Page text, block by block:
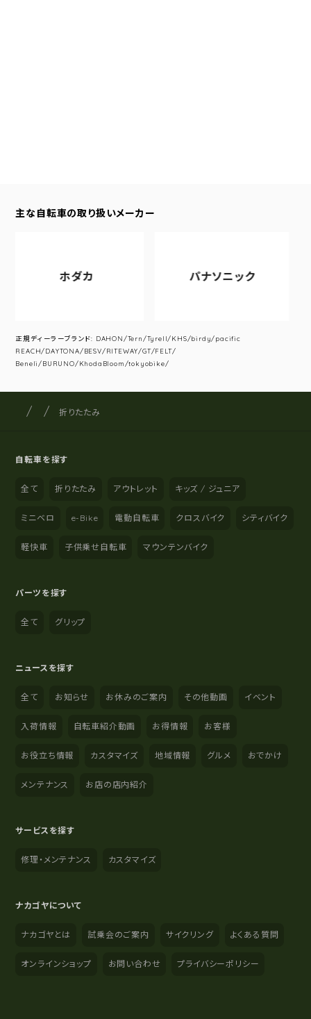
主な自転車の取り扱いメーカー
ホダカ パナソニック
正規ディーラーブランド: DAHON/Tern/Tyrell/KHS/birdy/pacific
REACH/DAYTONA/BESV/RITEWAY/GT/FELT/
Beneli/BURUNO/KhodaBloom/tokyobike/
サイト内の現在地
サイクルショップナカゴヤ
折りたたみ
自転車を探す
全て 折りたたみ アウトレット キッズ / ジュニア
ミニベロ e-Bike 電動自転車 クロスバイク シティバイク
軽快車 子供乗せ自転車 マウンテンバイク
パーツを探す
全て グリップ
ニュースを探す
全て お知らせ お休みのご案内 その他動画 イベント
入荷情報 自転車紹介動画 お得情報 お客様
お役立ち情報 カスタマイズ 地域情報 グルメ おでかけ
メンテナンス お店の店内紹介
サービスを探す
修理・メンテナンス カスタマイズ
ナカゴヤについて
ナカゴヤとは 試乗会のご案内 サイクリング よくある質問
オンラインショップ お問い合わせ プライバシーポリシー